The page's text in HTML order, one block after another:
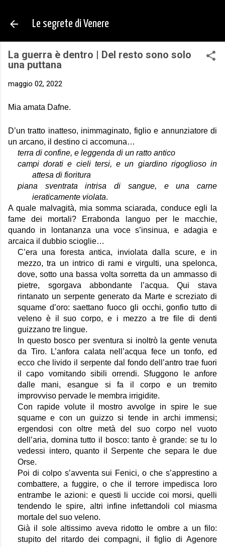
Le segrete di Venere
La guerra è dentro | Del resto sono solo
una puttana
maggio 02, 2022
Mia amata Dafne.
D’un tratto inatteso, inimmaginato, figlio e annunziatore di
un arcano, il destino ci accomuna…
terra di confine, e leggenda di un ratto antico
campi dorati e cieli tersi, e un giardino rigoglioso in
attesa di fioritura
piana sventrata intrisa di sangue, e una carne
ieraticamente violata.
A quale malvagità, mia somma sciarada, conduce egli la
fame dei mortali? Errabonda languo per le macchie,
quando in lontananza una voce s’insinua, e adagia e
arcaica il dubbio scioglie…
C’era una foresta antica, inviolata dalla scure, e in
mezzo, tra un intrico di rami e virgulti, una spelonca,
dove, sotto una bassa volta sorretta da un ammasso di
pietre, sgorgava abbondante l’acqua. Qui stava
rintanato un serpente generato da Marte e screziato di
squame d’oro: saettano fuoco gli occhi, gonfio tutto di
veleno è il suo corpo, e i mezzo a tre file di denti
guizzano tre lingue.
In questo bosco per sventura si inoltrò la gente venuta
da Tiro. L’anfora calata nell’acqua fece un tonfo, ed
ecco che livido il serpente dal fondo dell’antro trae fuori
il capo vomitando sibili orrendi. Sfuggono le anfore
dalle mani, esangue si fa il corpo e un tremito
improvviso pervade le membra irrigidite.
Con rapide volute il mostro avvolge in spire le sue
squame e con un guizzo si tende in archi immensi;
ergendosi con oltre metà del suo corpo nel vuoto
dell’aria, domina tutto il bosco: tanto è grande: se tu lo
vedessi intero, quanto il Serpente che separa le due
Orse.
Poi di colpo s’avventa sui Fenici, o che s’apprestino a
combattere, a fuggire, o che il terrore impedisca loro
entrambe le azioni: e questi li uccide coi morsi, quelli
tendendo le spire, altri infine infettandoli col miasma
mortale del suo veleno.
Già il sole altissimo aveva ridotto le ombre a un filo:
stupito del ritardo dei compagni, il figlio di Agenore